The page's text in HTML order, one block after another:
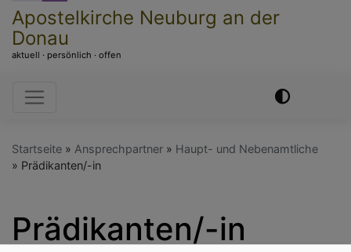
Apostelkirche Neuburg an der
Donau
aktuell · persönlich · offen
Hauptnavigation
Startseite Ansprechpartner
Haupt- und Nebenamtliche
Prädikanten/-in
Prädikanten/-in